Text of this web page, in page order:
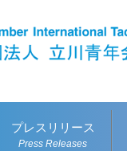
プレスリリース
Press Releases